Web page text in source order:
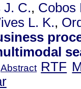
J. C., Cobos
L. K.,
Abstract RTF